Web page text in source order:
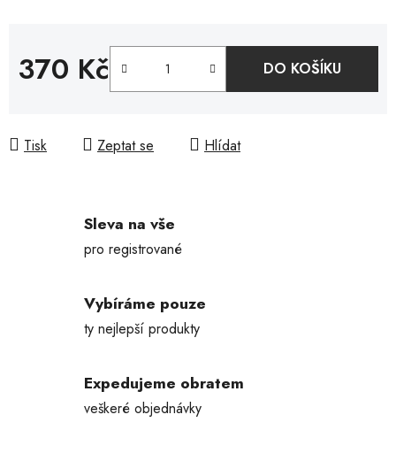
370 Kč DO KOŠÍKU
Tisk Zeptat se Hlídat
Sleva na vše
pro registrované
Vybíráme pouze
ty nejlepší produkty
Expedujeme obratem
veškeré objednávky